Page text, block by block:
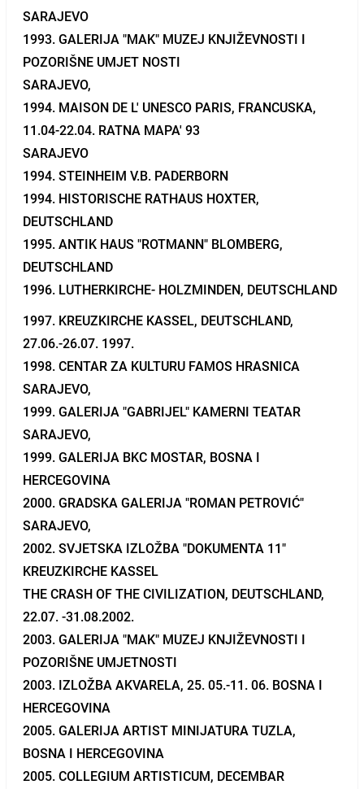
SARAJEVO
1993. GALERIJA "MAK" MUZEJ KNJIŽEVNOSTI I
POZORIŠNE UMJET NOSTI
SARAJEVO,
1994. MAISON DE L' UNESCO PARIS, FRANCUSKA,
11.04-22.04. RATNA MAPA' 93
SARAJEVO
1994. STEINHEIM V.B. PADERBORN
1994. HISTORISCHE RATHAUS HOXTER,
DEUTSCHLAND
1995. ANTIK HAUS "ROTMANN" BLOMBERG,
DEUTSCHLAND
1996. LUTHERKIRCHE- HOLZMINDEN, DEUTSCHLAND
1997. KREUZKIRCHE KASSEL, DEUTSCHLAND,
27.06.-26.07. 1997.
1998. CENTAR ZA KULTURU FAMOS HRASNICA
SARAJEVO,
1999. GALERIJA "GABRIJEL" KAMERNI TEATAR
SARAJEVO,
1999. GALERIJA BKC MOSTAR, BOSNA I
HERCEGOVINA
2000. GRADSKA GALERIJA "ROMAN PETROVIĆ"
SARAJEVO,
2002. SVJETSKA IZLOŽBA "DOKUMENTA 11"
KREUZKIRCHE KASSEL
THE CRASH OF THE CIVILIZATION, DEUTSCHLAND,
22.07. -31.08.2002.
2003. GALERIJA "MAK" MUZEJ KNJIŽEVNOSTI I
POZORIŠNE UMJETNOSTI
2003. IZLOŽBA AKVARELA, 25. 05.-11. 06. BOSNA I
HERCEGOVINA
2005. GALERIJA ARTIST MINIJATURA TUZLA,
BOSNA I HERCEGOVINA
2005. COLLEGIUM ARTISTICUM, DECEMBAR